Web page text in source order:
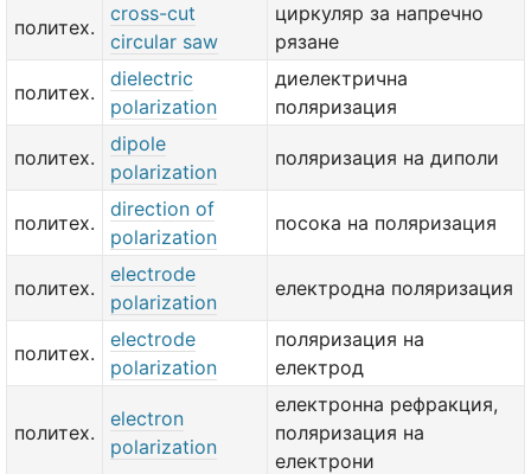
политех.
cross-cut
circular saw
циркуляр за напречно
рязане
политех.
dielectric
polarization
диелектрична
поляризация
политех.
dipole
polarization
поляризация на диполи
политех.
direction of
polarization
посока на поляризация
политех.
electrode
polarization
електродна поляризация
политех.
electrode
polarization
поляризация на
електрод
политех.
electron
polarization
електронна рефракция,
поляризация на
електрони